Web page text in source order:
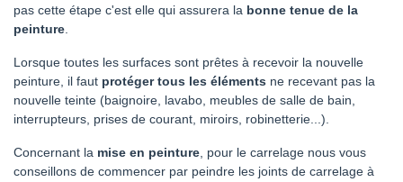
pas cette étape c'est elle qui assurera la bonne tenue de la
peinture
Lorsque toutes les surfaces sont prêtes à recevoir la nouvelle
peinture, il faut protéger tous les éléments ne recevant pas la
nouvelle teinte (baignoire, lavabo, meubles de salle de bain,
interrupteurs, prises de courant, miroirs, robinetterie...).
Concernant la mise en peinture , pour le carrelage nous vous
conseillons de commencer par peindre les joints de carrelage à